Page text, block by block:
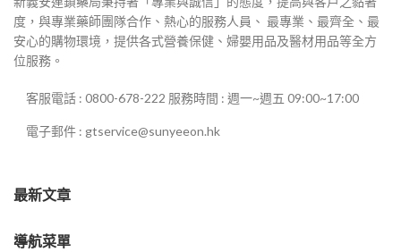
度，與專業藥師團隊合作、熱心的服務人員、 最專業、最齊全、最
安心的購物環境，提供各式營養保健、婦嬰用品及醫材用品等全方
位服務。
客服電話 : 0800-678-222 服務時間 : 週一~週五 09:00~17:00
電子郵件 : gtservice@sunyeeon.hk
最新文章
導航菜單